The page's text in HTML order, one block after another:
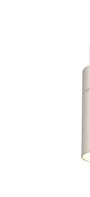
Mantra ARUBA